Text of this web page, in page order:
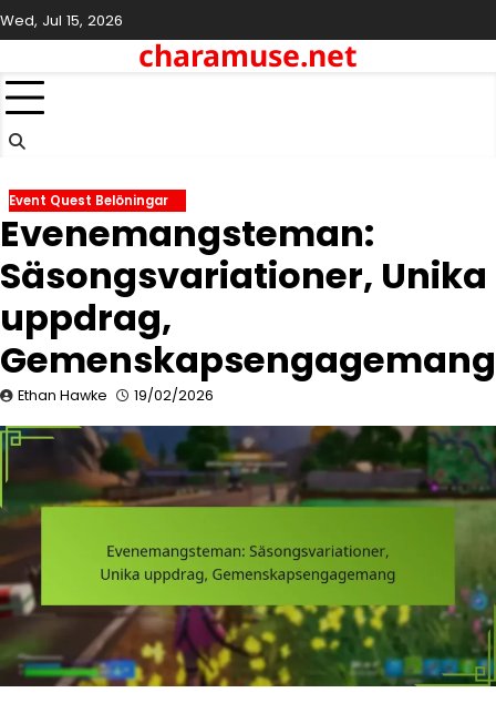
Skip
to
Wed, Jul 15, 2026
charamuse.net
Event Quest Belöningar
Evenemangsteman:
Säsongsvariationer, Unika
uppdrag,
Gemenskapsengagemang
Ethan Hawke 19/02/2026